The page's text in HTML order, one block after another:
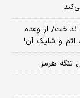
انداخت/ از وعده
تنگه هرمز